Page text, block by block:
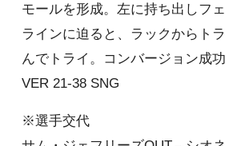
モールを形成。左に持ち出しフ
ラインに迫ると、ラックからト
んでトライ。コンバージョン成功
VER 21-38 SNG
※選手交代